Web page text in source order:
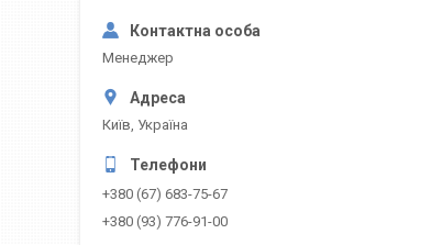
Менеджер
Київ, Україна
+380 (67) 683-75-67
+380 (93) 776-91-00